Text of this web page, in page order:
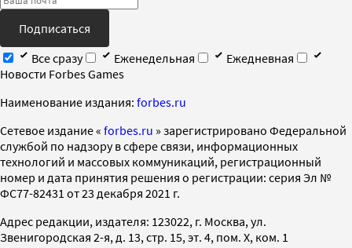
Подписаться
Все сразу
Еженедельная
Ежедневная
Новости Forbes Games
Наименование издания: forbes.ru
Cетевое издание « forbes.ru » зарегистрировано Федеральной
службой по надзору в сфере связи, информационных
технологий и массовых коммуникаций, регистрационный
номер и дата принятия решения о регистрации: серия Эл №
ФС77-82431 от 23 декабря 2021 г.
Адрес редакции, издателя: 123022, г. Москва, ул.
Звенигородская 2-я, д. 13, стр. 15, эт. 4, пом. X, ком. 1